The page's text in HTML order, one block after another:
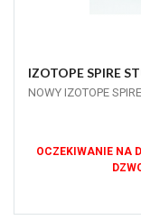
IZOTOPE SPIRE
NOWY IZOTOPE
OCZEKIWANIE NA